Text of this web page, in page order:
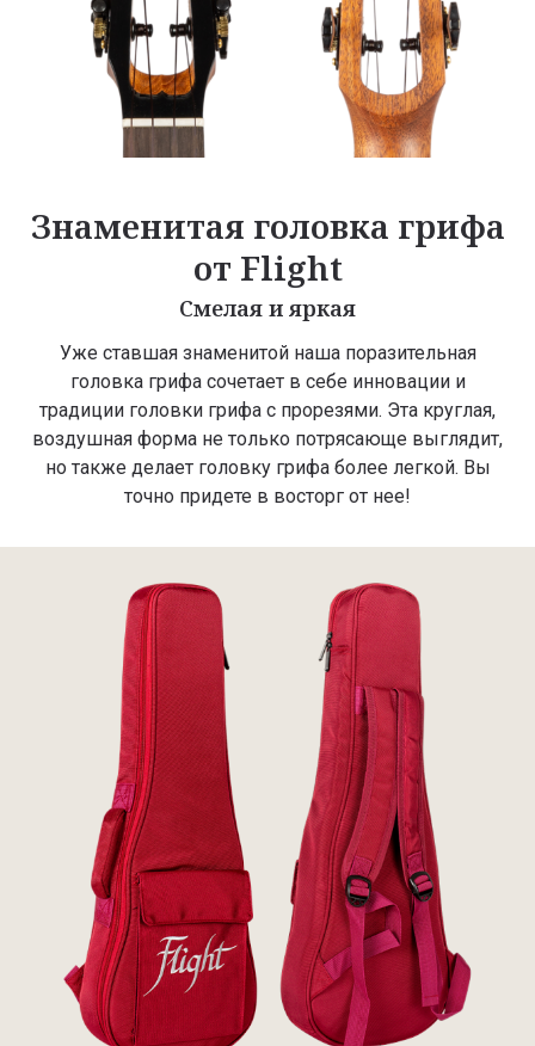
Знаменитая головка грифа
от Flight
Смелая и яркая
Уже ставшая знаменитой наша поразительная
головка грифа сочетает в себе инновации и
традиции головки грифа с прорезями. Эта круглая,
воздушная форма не только потрясающе выглядит,
но также делает головку грифа более легкой. Вы
точно придете в восторг от нее!